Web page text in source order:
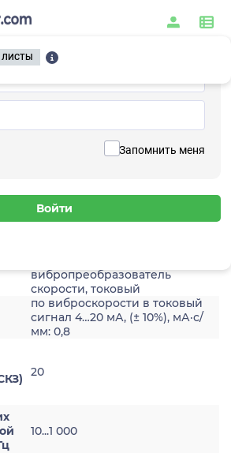
Запомнить меня
ЛИСТЫ
приборы и автоматика / Датчики /
/ 2A255HM-20
вибропреобразователь
скорости, токовый
по виброскорости в токовый
сигнал 4…20 мА, (± 10%), мА·с/
мм: 0,8
20
10...1 000